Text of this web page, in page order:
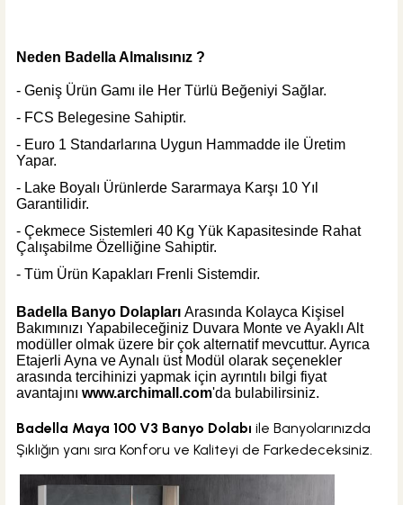
Neden Badella Almalısınız ?
- Geniş Ürün Gamı ile Her Türlü Beğeniyi Sağlar.
- FCS Belegesine Sahiptir.
- Euro 1 Standarlarına Uygun Hammadde ile Üretim
Yapar.
- Lake Boyalı Ürünlerde Sararmaya Karşı 10 Yıl
Garantilidir.
- Çekmece Sistemleri 40 Kg Yük Kapasitesinde Rahat
Çalışabilme Özelliğine Sahiptir.
- Tüm Ürün Kapakları Frenli Sistemdir.
Badella Banyo Dolapları Arasında Kolayca Kişisel
Bakımınızı Yapabileceğiniz Duvara Monte ve Ayaklı Alt
modüller olmak üzere bir çok alternatif mevcuttur. Ayrıca
Etajerli Ayna ve Aynalı üst Modül olarak seçenekler
arasında tercihinizi yapmak için ayrıntılı bilgi fiyat
avantajını www.archimall.com'da bulabilirsiniz.
Badella Maya 100 V3 Banyo Dolabı ile Banyolarınızda
Şıklığın yanı sıra Konforu ve Kaliteyi de Farkedeceksiniz.